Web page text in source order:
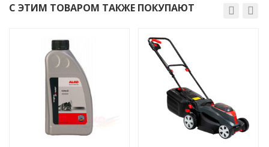
С ЭТИМ ТОВАРОМ ТАКЖЕ ПОКУПАЮТ